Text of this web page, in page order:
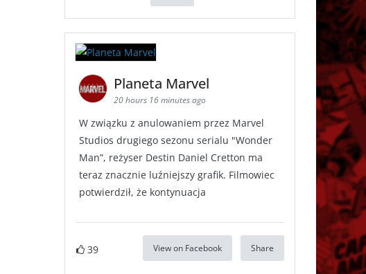
Planeta Marvel
20 hours 16 minutes ago
W związku z anulowaniem przez Marvel
Studios drugiego sezonu serialu "Wonder
Man”, reżyser Destin Daniel Cretton ma
teraz znacznie luźniejszy grafik. Filmowiec
potwierdził, że kontynuacja
39 View on Facebook Share